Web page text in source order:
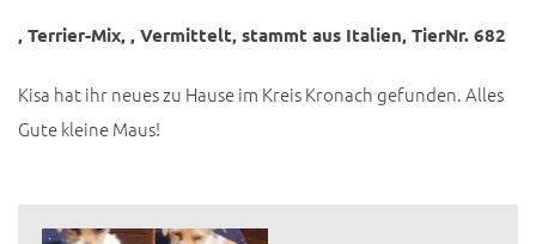
, Terrier-Mix, , Vermittelt, stammt aus Italien, TierNr. 682
Kisa hat ihr neues zu Hause im Kreis Kronach gefunden. Alles
Gute kleine Maus!